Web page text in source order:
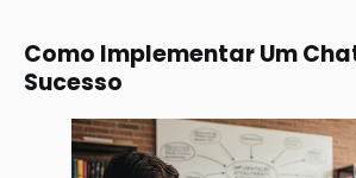
Como Implementar Um
Sucesso